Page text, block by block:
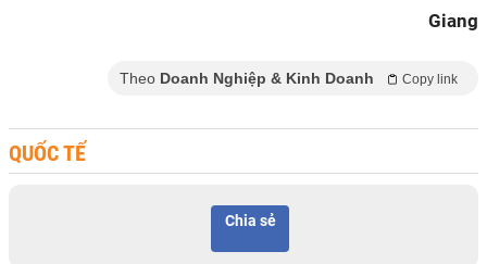
Giang
Theo Doanh Nghiệp & Kinh Doanh Copy link
QUỐC TẾ
Chia sẻ